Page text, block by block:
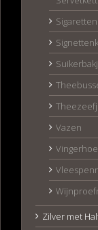
Vazen
Zilver met